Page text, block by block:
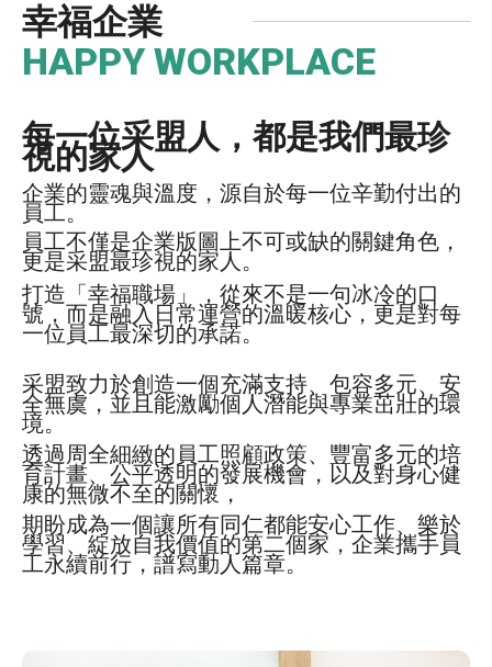
幸福企業
HAPPY WORKPLACE
每一位采盟人，都是我們最珍
視的家人
企業的靈魂與溫度，源自於每一位辛勤付出的
員工。
員工不僅是企業版圖上不可或缺的關鍵角色，
更是采盟最珍視的家人。
打造「幸福職場」，從來不是一句冰冷的口
號，而是融入日常運營的溫暖核心，更是對每
一位員工最深切的承諾。
采盟致力於創造一個充滿支持、包容多元、安
全無虞，並且能激勵個人潛能與專業茁壯的環
境。
透過周全細緻的員工照顧政策、豐富多元的培
育計畫、公平透明的發展機會，以及對身心健
康的無微不至的關懷，
期盼成為一個讓所有同仁都能安心工作、樂於
學習、綻放自我價值的第二個家，企業攜手員
工永續前行，譜寫動人篇章。